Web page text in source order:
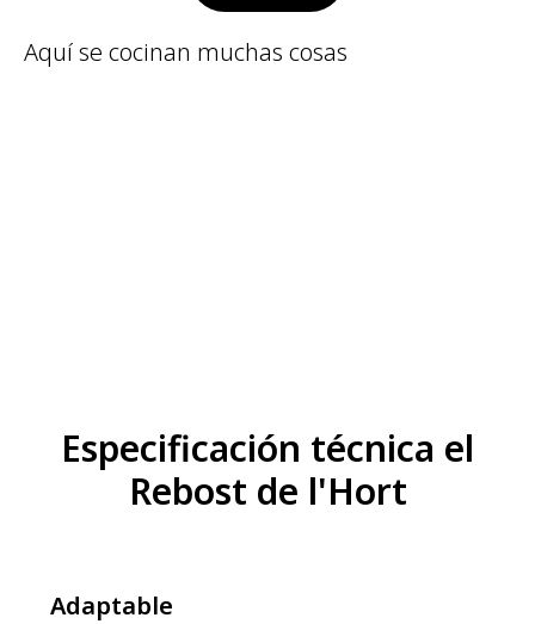
Aquí se cocinan muchas cosas
Especificación técnica el
Rebost de l'Hort
Adaptable